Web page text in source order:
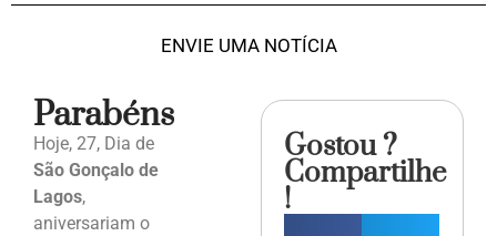
ENVIE UMA NOTÍCIA
Parabéns
Hoje, 27, Dia de
São Gonçalo de
Lagos,
aniversariam o
Gostou ?
Compartilhe
!